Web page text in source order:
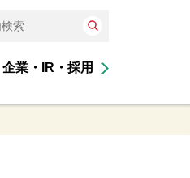
企業・IR・採用